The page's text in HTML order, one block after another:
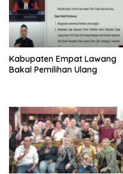
Kabupaten Empat Lawang
Bakal Pemilihan Ulang